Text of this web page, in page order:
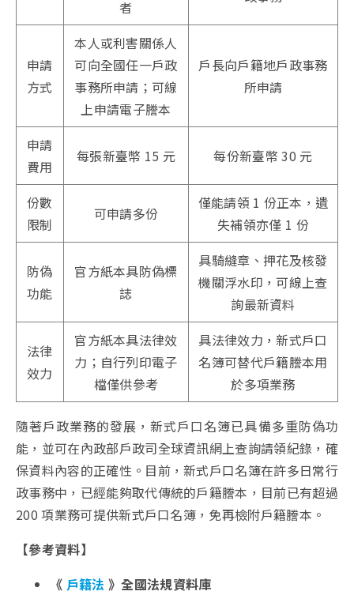
者
申請
方式
本人或利害關係人
可向全國任一戶政
事務所申請；可線
上申請電子謄本
戶長向戶籍地戶政事務
所申請
申請
費用
每張新臺幣 15 元 每份新臺幣 30 元
份數
限制
可申請多份
僅能請領 1 份正本，遺
失補領亦僅 1 份
防偽
功能
官方紙本具防偽標
誌
具騎縫章、押花及核發
機關浮水印，可線上查
詢最新資料
法律
效力
官方紙本具法律效
力；自行列印電子
檔僅供參考
具法律效力，新式戶口
名簿可替代戶籍謄本用
於多項業務
隨著戶政業務的發展，新式戶口名簿已具備多重防偽功
能，並可在內政部戶政司全球資訊網上查詢請領紀錄，確
保資料內容的正確性。目前，新式戶口名簿在許多日常行
政事務中，已經能夠取代傳統的戶籍謄本，目前已有超過
200 項業務可提供新式戶口名簿，免再檢附戶籍謄本。
【參考資料】
《 戶籍法 》全國法規資料庫